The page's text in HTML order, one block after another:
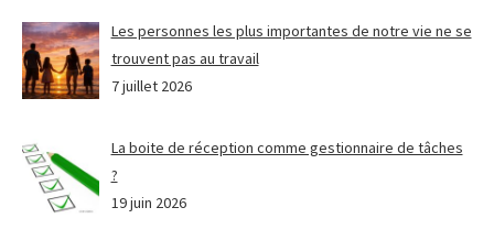
Les personnes les plus importantes de notre vie ne se
trouvent pas au travail
7 juillet 2026
La boite de réception comme gestionnaire de tâches
?
19 juin 2026